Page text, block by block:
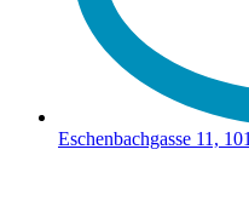
Eschenbachgasse 11,